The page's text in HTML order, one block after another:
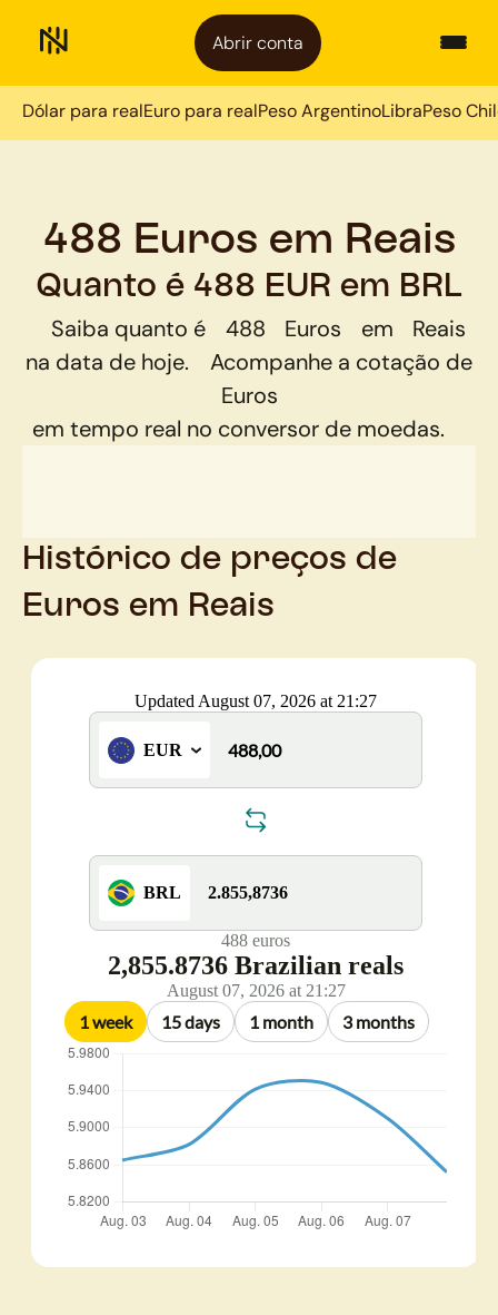
Abrir conta
Dólar para realEuro para realPeso ArgentinoLibraPeso
488 Euros em Reais
Quanto é 488 EUR em BRL
Saiba quanto é 488 Euros em
Reais
na data de hoje.
Acompanhe a cotação de
Euros
em tempo real no conversor de moedas.
Histórico de preços de
Euros em Reais